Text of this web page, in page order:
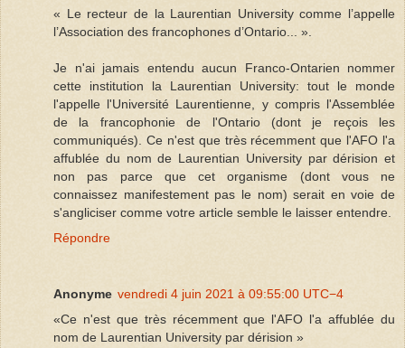
« Le recteur de la Laurentian University comme l’appelle
l’Association des francophones d’Ontario... ».
Je n'ai jamais entendu aucun Franco-Ontarien nommer
cette institution la Laurentian University: tout le monde
l'appelle l'Université Laurentienne, y compris l'Assemblée
de la francophonie de l'Ontario (dont je reçois les
communiqués). Ce n'est que très récemment que l'AFO l'a
affublée du nom de Laurentian University par dérision et
non pas parce que cet organisme (dont vous ne
connaissez manifestement pas le nom) serait en voie de
s'angliciser comme votre article semble le laisser entendre.
Répondre
Anonyme vendredi 4 juin 2021 à 09:55:00 UTC−4
«Ce n'est que très récemment que l'AFO l'a affublée du
nom de Laurentian University par dérision »